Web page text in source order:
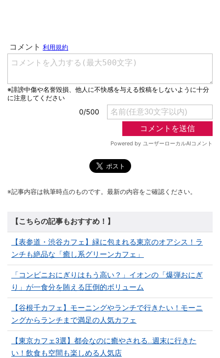
※記事内容は執筆時点のものです。最新の内容をご確認ください。
【こちらの記事もおすすめ！】
【表参道・渋谷カフェ】緑に包まれる東京のオアシス！ラ
ンチも絶品な「癒し系グリーンカフェ」
「コンビニおにぎりはもう高い？」イオンの「爆弾おにぎ
り」が一食分を賄える圧倒的ボリューム
【谷根千カフェ】モーニングやランチで行きたい！モーニ
ングからランチまで満足の人気カフェ
【東京カフェ3選】都会なのに癒やされる…週末に行きた
い！飲食も空間も楽しめる人気店